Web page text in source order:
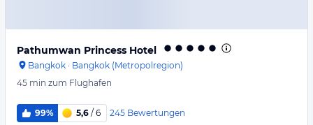
Pathumwan Princess Hotel
Bangkok · Bangkok (Metropolregion)
45 min zum Flughafen
99% 5,6 / 6 245 Bewertungen